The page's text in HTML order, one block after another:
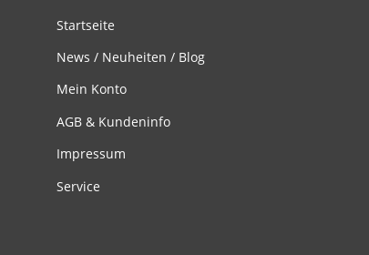
Startseite
News / Neuheiten / Blog
Mein Konto
AGB & Kundeninfo
Impressum
Service